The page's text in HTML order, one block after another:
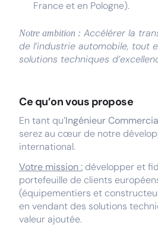
France et en Pologne).
Notre ambition : Accélérer la
de l’industrie automobile, tout
solutions techniques
Ce qu’on vous propose
En tant qu’Ingénieur
serez au cœur de notre
international.
Votre mission : développer et
portefeuille de clients
(équipementiers et
en vendant des solutions
valeur ajoutée.